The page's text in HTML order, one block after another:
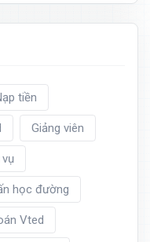
tiền
Giảng viên
học đường
Vted